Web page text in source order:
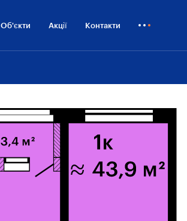
Об'єкти Акції Контакти